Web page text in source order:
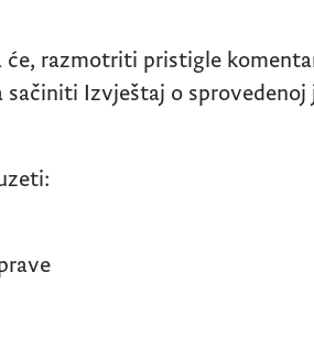
razmotriti pristigle
sačiniti Izvještaj o sprovedenoj